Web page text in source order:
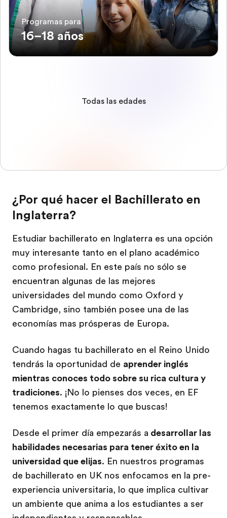
Programas para
16–18 años
Todas las edades
¿Por qué hacer el Bachillerato en
Inglaterra?
Estudiar bachillerato en Inglaterra es una opción
muy interesante tanto en el plano académico
como profesional. En este país no sólo se
encuentran algunas de las mejores
universidades del mundo como Oxford y
Cambridge, sino también posee una de las
economías mas prósperas de Europa.
Cuando hagas tu bachillerato en el Reino Unido
tendrás la oportunidad de aprender inglés
mientras conoces todo sobre su rica cultura y
tradiciones. ¡No lo pienses dos veces, en EF
tenemos exactamente lo que buscas!
Desde el primer día empezarás a desarrollar las
habilidades necesarias para tener éxito en la
universidad que elijas. En nuestros programas
de bachillerato en UK nos enfocamos en la pre-
experiencia universitaria, lo que implica cultivar
un ambiente que anima a los estudiantes a ser